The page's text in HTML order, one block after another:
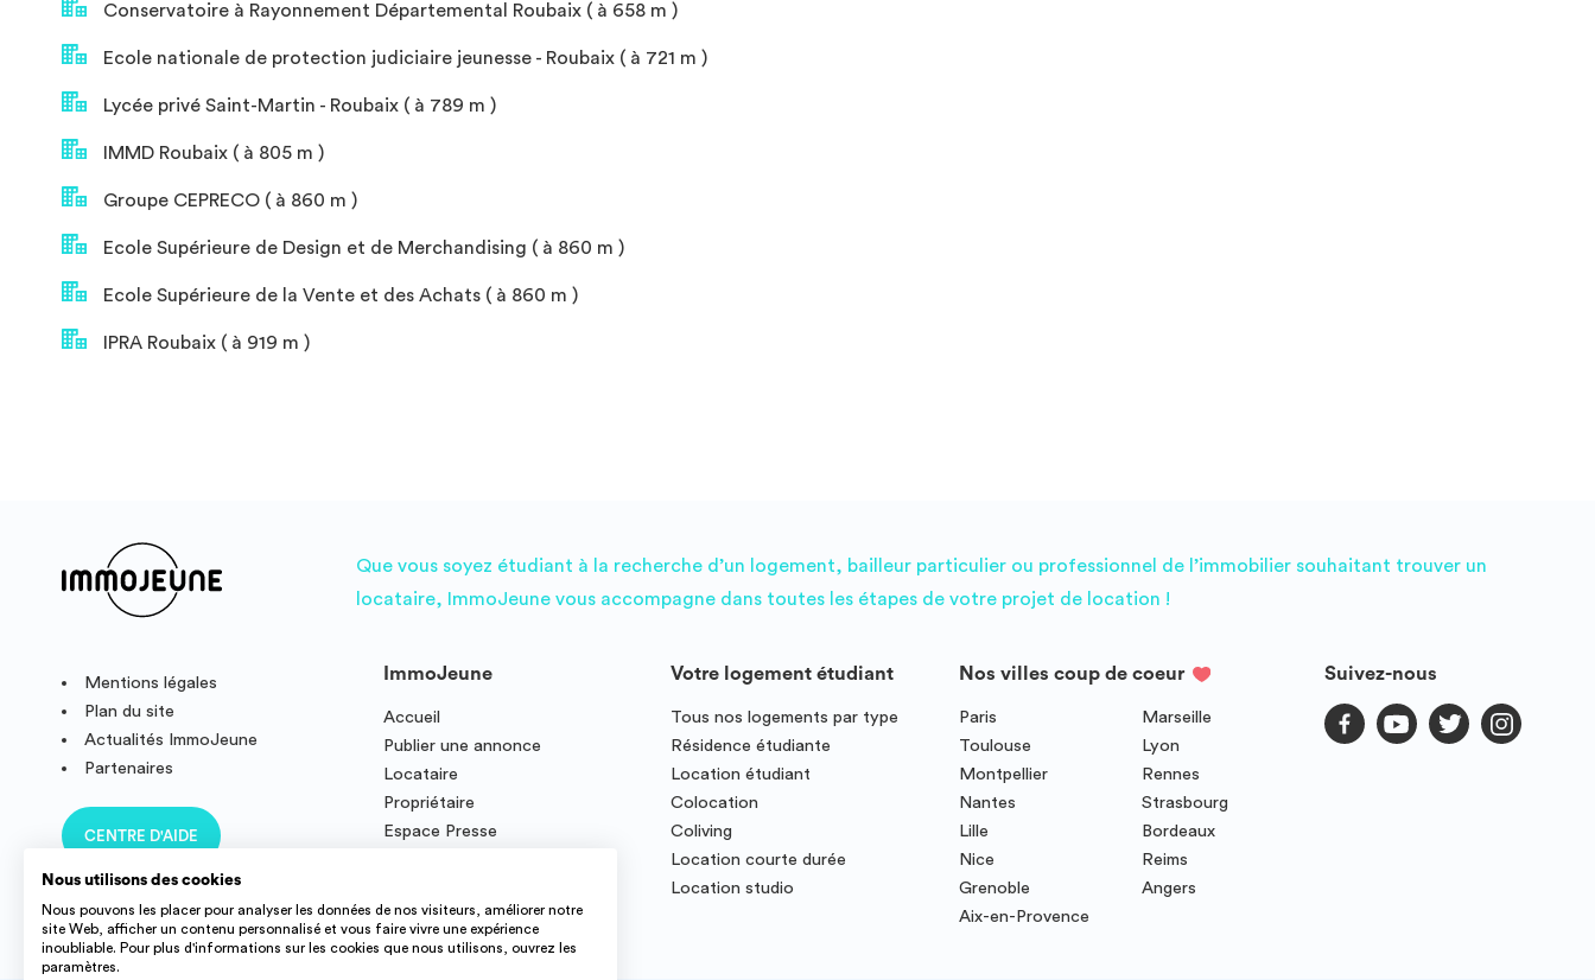
Conservatoire à Rayonnement Départemental Roubaix ( à 658 m )
Ecole nationale de protection judiciaire jeunesse - Roubaix ( à 721 m )
Lycée privé Saint-Martin - Roubaix ( à 789 m )
IMMD Roubaix ( à 805 m )
Groupe CEPRECO ( à 860 m )
Ecole Supérieure de Design et de Merchandising ( à 860 m )
Ecole Supérieure de la Vente et des Achats ( à 860 m )
IPRA Roubaix ( à 919 m )
Que vous soyez étudiant à la recherche d’un logement, bailleur particulier ou professionnel de l’immobilier souhaitant trouver un
locataire, ImmoJeune vous accompagne dans toutes les étapes de votre projet de location !
Mentions légales
Plan du site
Actualités ImmoJeune
Partenaires
CENTRE D'AIDE
ImmoJeune
Accueil
Publier une annonce
Locataire
Propriétaire
Espace Presse
Votre logement étudiant
Tous nos logements par type
Résidence étudiante
Location étudiant
Colocation
Coliving
Location courte durée
Location studio
Nos villes coup de coeur
Paris
Marseille
Toulouse
Lyon
Montpellier
Rennes
Nantes
Strasbourg
Lille
Bordeaux
Nice
Reims
Grenoble
Angers
Aix-en-Provence
Suivez-nous
Nous utilisons des cookies
Nous pouvons les placer pour analyser les données de nos visiteurs, améliorer notre
site Web, afficher un contenu personnalisé et vous faire vivre une expérience
inoubliable. Pour plus d'informations sur les cookies que nous utilisons, ouvrez les
paramètres.